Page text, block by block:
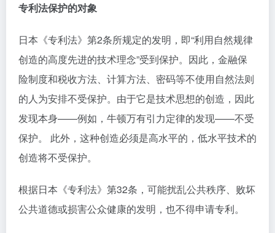
专利法保护的对象
日本《专利法》第2条所规定的发明，即“利用自然规律
创造的高度先进的技术理念”受到保护。因此，金融保
险制度和税收方法、计算方法、密码等不使用自然法则
的人为安排不受保护。由于它是技术思想的创造，因此
发现本身——例如，牛顿万有引力定律的发现——不受
保护。 此外，这种创造必须是高水平的，低水平技术的
创造将不受保护。
根据日本《专利法》第32条，可能扰乱公共秩序、败坏
公共道德或损害公众健康的发明，也不得申请专利。